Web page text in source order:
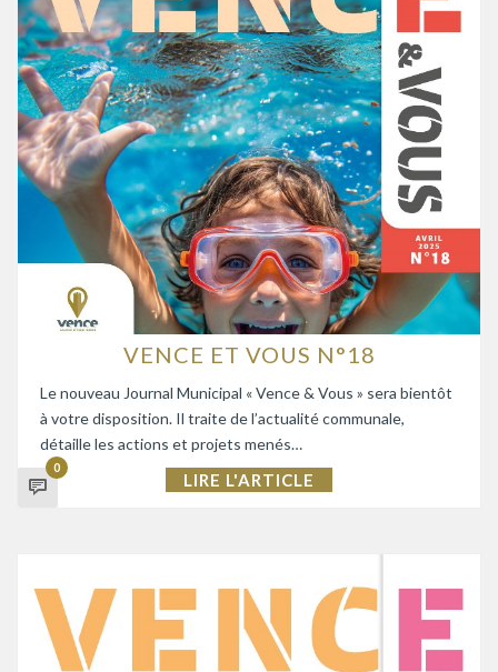
VENCE ET VOUS N°18
Le nouveau Journal Municipal « Vence & Vous » sera bientôt
à votre disposition. Il traite de l’actualité communale,
détaille les actions et projets menés…
0
LIRE L'ARTICLE